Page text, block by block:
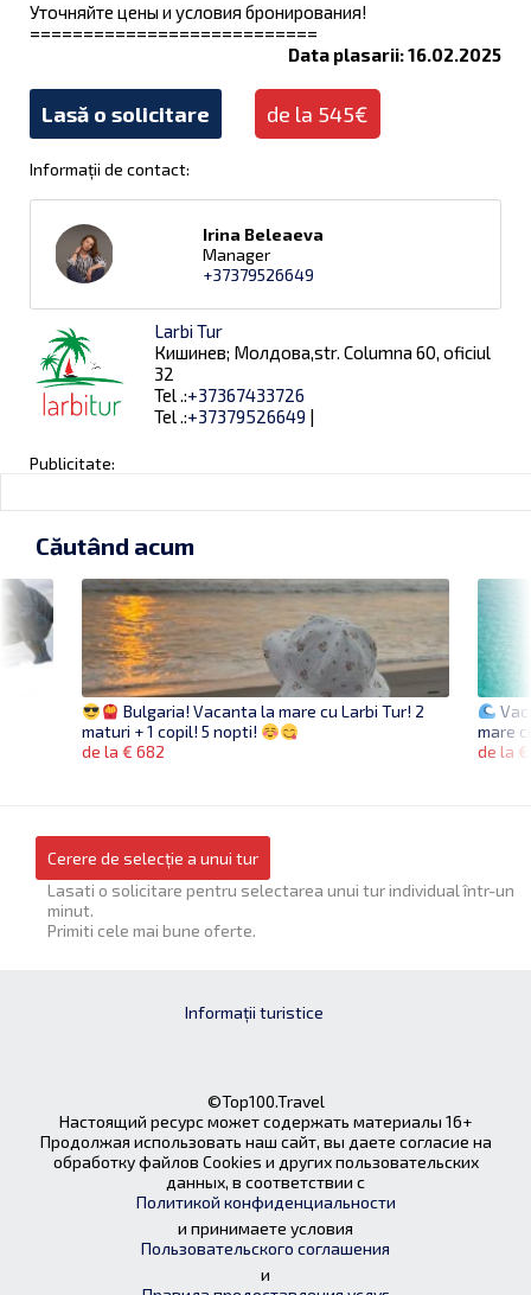
Уточняйте цены и условия бронирования!
===========================
Data plasarii: 16.02.2025
Lasă o solicitare de la 545€
Informații de contact:
Irina Beleaeva
Manager
+37379526649
Larbi Tur
Кишинев; Молдова,str. Columna 60, oficiul
32
Tel .:+37367433726
Tel .:+37379526649 |
Publicitate:
mare
de la
Căutând acum
Bulgaria! Vacanta la mare cu Larbi Tur! 2
maturi + 1 copil! 5 nopti!
de la € 682
Cerere de selecție a unui tur
Lasati o solicitare pentru selectarea unui tur individual într-un
minut.
Primiti cele mai bune oferte.
Informații turistice
©Top100.Travel
Настоящий ресурс может содержать материалы 16+
Продолжая использовать наш сайт, вы даете согласие на
обработку файлов Cookies и других пользовательских
данных, в соответствии с
Политикой конфиденциальности
и принимаете условия
Пользовательского соглашения
и